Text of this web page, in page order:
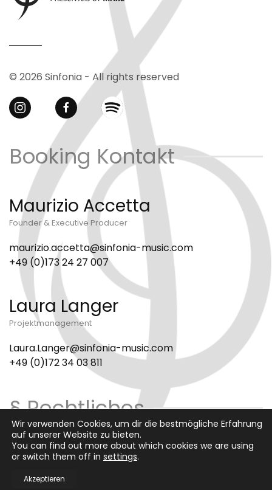
© 2026 Sinfonia - All rights reserved
Booking Kontakt
Maurizio Accetta
Founder & Executive Producer
maurizio.accetta@sinfonia-music.com
+49 (0)173 24 27 007
Laura Langer
Projektmanagement
Laura.Langer@sinfonia-music.com
+49 (0)172 34 03 811
§ Rechtliches
Datenschutz Impressum
Wir verwenden Cookies, um dir die bestmögliche Erfahrung
auf unserer Website zu bieten.
You can find out more about which cookies we are using
or switch them off in settings.
Akzeptieren